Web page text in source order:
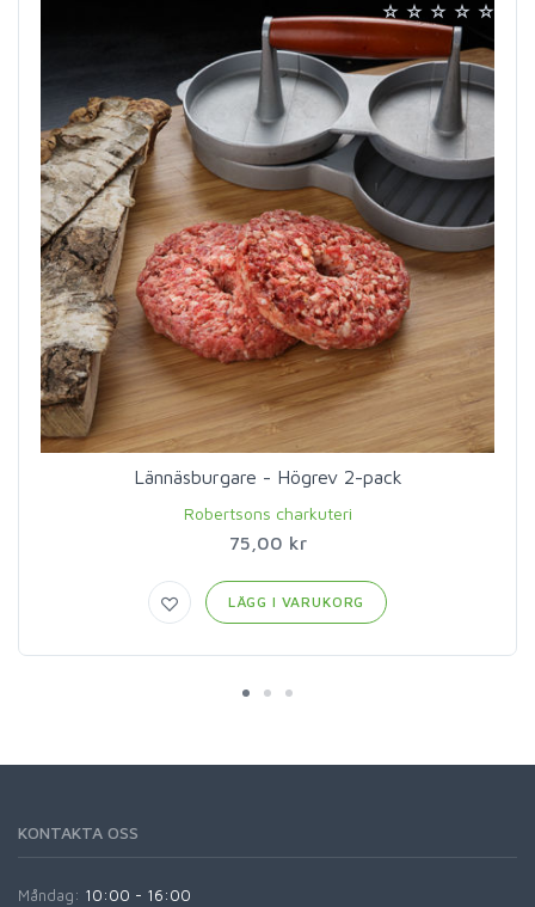
Lännäsburgare - Högrev 2-pack
Robertsons charkuteri
75,00 kr
LÄGG I VARUKORG
KONTAKTA OSS
Måndag: 10:00 - 16:00